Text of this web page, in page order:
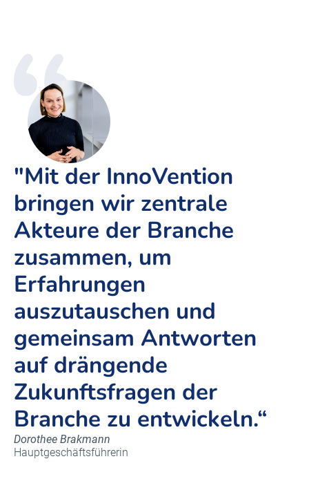
"Mit der InnoVention
bringen wir zentrale
Akteure der Branche
zusammen, um
Erfahrungen
auszutauschen und
gemeinsam Antworten
auf drängende
Zukunftsfragen der
Branche zu entwickeln.“
Dorothee Brakmann
Hauptgeschäftsführerin